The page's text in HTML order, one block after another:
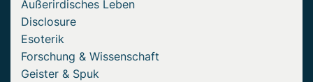
Außerirdisches Leben
Disclosure
Esoterik
Forschung & Wissenschaft
Geister & Spuk